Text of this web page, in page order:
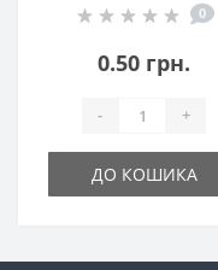
0
0.50 грн.
- +
ДО КОШИКА